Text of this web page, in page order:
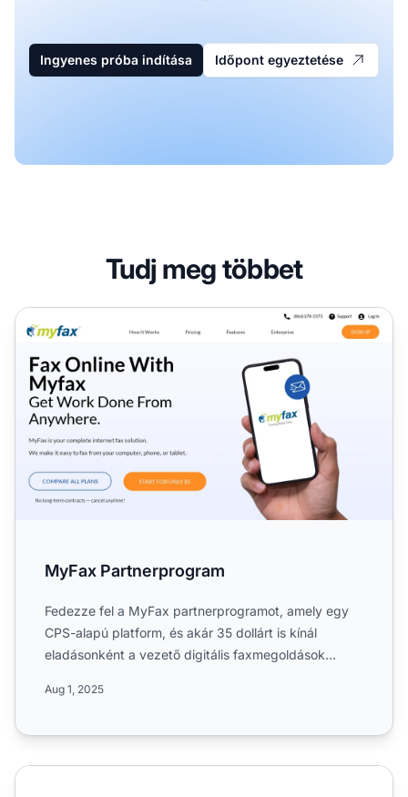
Ingyenes próba indítása Időpont egyeztetése
Tudj meg többet
MyFax Partnerprogram
MyFax Partnerprogram
Fedezze fel a MyFax partnerprogramot, amely egy
CPS-alapú platform, és akár 35 dollárt is kínál
eladásonként a vezető digitális faxmegoldások
Aug 1, 2025
FAX.PLUS Partneri Osztály Kapcsolat